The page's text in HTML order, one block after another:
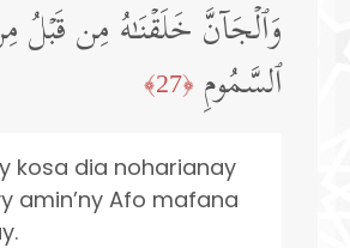
وَٱلۡجَاۤنَّ خَلَقۡنَـٰهُ مِن قَبۡلُ
ٱلسَّمُومِ ﴿27﴾
kosa dia noharianay
amin’ny Afo mafana